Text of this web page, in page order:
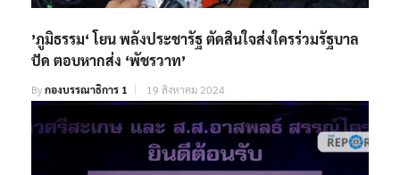
ปัด ตอบหากส่ง ‘พัชรวาท’
Byกองบรรณาธิการ 1 19 สิงหาคม 2024